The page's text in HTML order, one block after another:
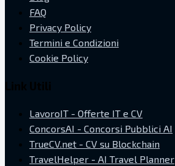
FAQ
Privacy Policy
Termini e Condizioni
Cookie Policy
LavoroIT - Offerte IT e CV
ConcorsAI - Concorsi Pubblici AI
TrueCV.net - CV su Blockchain
TravelHelper - AI Travel Planner